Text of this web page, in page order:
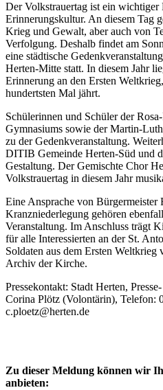
Der Volkstrauertag ist ein wichtiger
Erinnerungskultur. An diesem Tag
Krieg und Gewalt, aber auch von
Verfolgung. Deshalb findet am
eine städtische
Herten-Mitte statt. In diesem Jahr
Erinnerung an den Ersten
hundertsten Mal jährt.
Schülerinnen und Schüler der
Gymnasiums sowie der Martin-
zu der Gedenkveranstaltung.
DITIB Gemeinde Herten-Süd und
Gestaltung. Der Gemischte Chor
Volkstrauertag in diesem Jahr
Eine Ansprache von Bürgermeister
Kranzniederlegung gehören
Veranstaltung. Im Anschluss trägt
für alle Interessierten an der St.
Soldaten aus dem Ersten Weltkrieg
Archiv der Kirche.
Pressekontakt: Stadt Herten,
Corina Plötz (Volontärin), Telefon:
c.ploetz@herten.de
Zu dieser Meldung können wir
anbieten: